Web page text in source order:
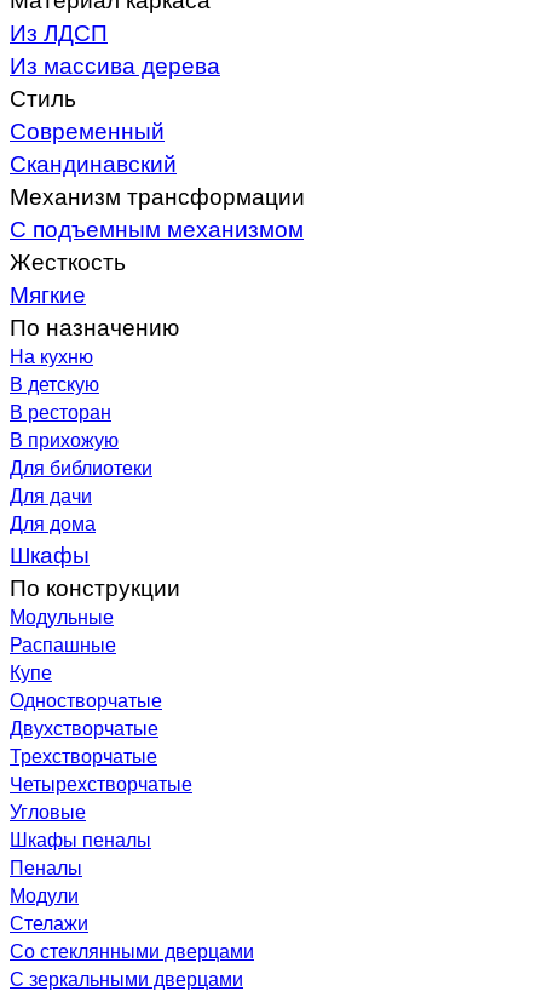
Из ЛДСП
Из массива дерева
Стиль
Современный
Скандинавский
Механизм трансформации
С подъемным механизмом
Жесткость
Мягкие
По назначению
На кухню
В детскую
В ресторан
В прихожую
Для библиотеки
Для дачи
Для дома
Шкафы
По конструкции
Модульные
Распашные
Купе
Одностворчатые
Двухстворчатые
Трехстворчатые
Четырехстворчатые
Угловые
Шкафы пеналы
Пеналы
Модули
Стелажи
Со стеклянными дверцами
С зеркальными дверцами